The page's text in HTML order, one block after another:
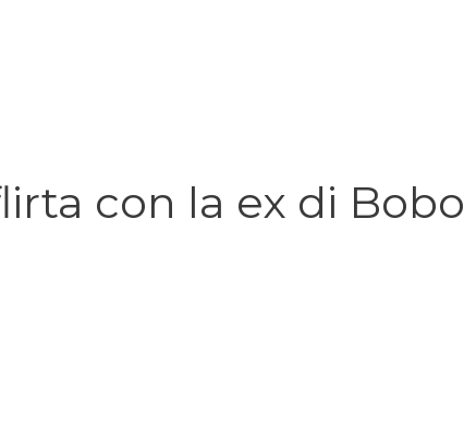
con la ex di Bobo